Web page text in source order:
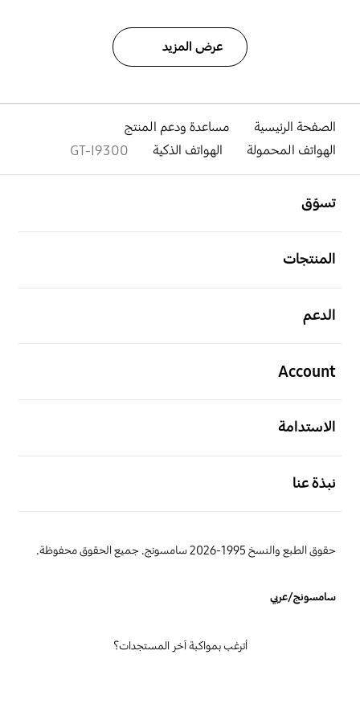
عرض المزيد
الصفحة الرئيسية
مساعدة ودعم المنتج
الهواتف المحمولة
الهواتف الذكية GT-I9300
تسوّق
المنتجات
الدعم
Account
الاستدامة
نبذة عنا
حقوق الطبع والنسخ 1995-2026 سامسونج. جميع الحقوق محفوظة.
سامسونج/عربي
أترغب بمواكبة آخر المستجدات؟